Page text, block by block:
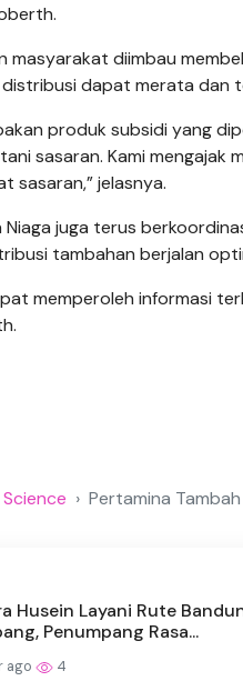
masyarakat diimbau
dapat merata dan
produk subsidi yang
sasaran. Kami mengajak
sasaran,” jelasnya.
Niaga juga terus
tambahan berjalan
memperoleh informasi
Science Pertamina
Husein Layani Rute
Penumpang Rasa...
ago 4